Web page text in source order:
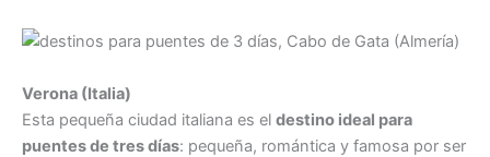
Verona (Italia)
Esta pequeña ciudad italiana es el destino ideal para
puentes de tres días: pequeña, romántica y famosa por ser